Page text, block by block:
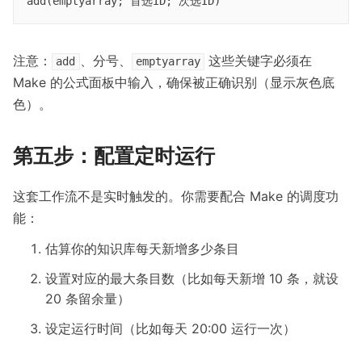
注意： add 、分号、 emptyarray
这些关键字必须在
Make 的公式面板中输入，确保被正确识别（显示灰色底
色）。
第五步：配置定时运行
这套工作流不是实时触发的。你需要配合 Make 的调度功
能：
估算你的知识库每天新增多少条目
设置对应的最大条目数（比如每天新增 10 条，就设
20 条留余量）
设定运行时间（比如每天 20:00 运行一次）